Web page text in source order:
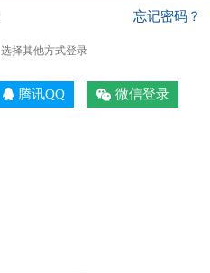
忘记密码？
选择其他方式登录
腾讯QQ 微信登录